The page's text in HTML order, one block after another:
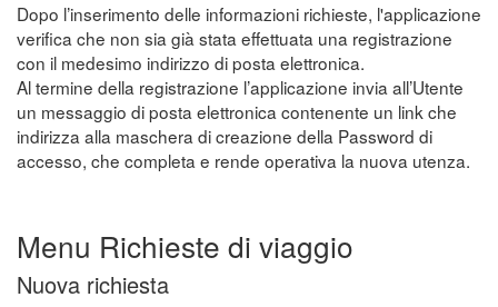
Dopo l’inserimento delle informazioni richieste, l'applicazione
verifica che non sia già stata effettuata una registrazione
con il medesimo indirizzo di posta elettronica.
Al termine della registrazione l’applicazione invia all’Utente
un messaggio di posta elettronica contenente un link che
indirizza alla maschera di creazione della Password di
accesso, che completa e rende operativa la nuova utenza.
Menu Richieste di viaggio
Nuova richiesta